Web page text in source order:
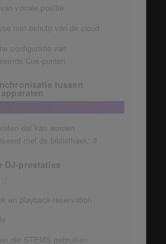
vocale positie
met behulp van de cloud
configuratie van
Cue-punten
tussen
dat kan worden
met de bibliotheek: 3
DJ-prestaties
en playback-reservation
die STEMS gebruiken